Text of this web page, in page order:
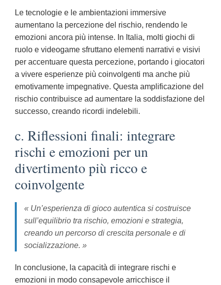
Le tecnologie e le ambientazioni immersive
aumentano la percezione del rischio, rendendo le
emozioni ancora più intense. In Italia, molti giochi di
ruolo e videogame sfruttano elementi narrativi e visivi
per accentuare questa percezione, portando i giocatori
a vivere esperienze più coinvolgenti ma anche più
emotivamente impegnative. Questa amplificazione del
rischio contribuisce ad aumentare la soddisfazione del
successo, creando ricordi indelebili.
c. Riflessioni finali: integrare
rischi e emozioni per un
divertimento più ricco e
coinvolgente
« Un’esperienza di gioco autentica si costruisce
sull’equilibrio tra rischio, emozioni e strategia,
creando un percorso di crescita personale e di
socializzazione. »
In conclusione, la capacità di integrare rischi e
emozioni in modo consapevole arricchisce il